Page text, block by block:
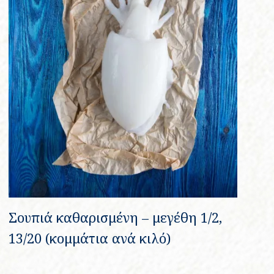
Σουπιά καθαρισμένη – μεγέθη 1/2,
13/20 (κομμάτια ανά κιλό)